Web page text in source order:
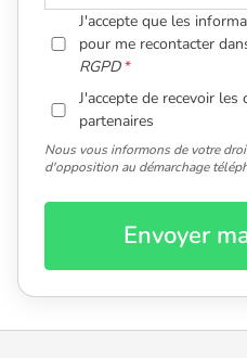
J'accepte que les
pour me recontacter
RGPD
J'accepte de recevoir
partenaires
Nous vous informons de votre
d'opposition au démarchage
Envoyer